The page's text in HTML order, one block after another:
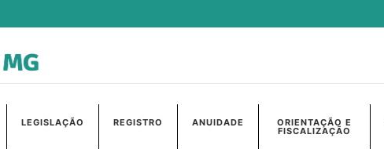
LEGISLAÇÃO REGISTRO ANUIDADE ORIENTAÇÃO E
FISCALIZAÇÃO